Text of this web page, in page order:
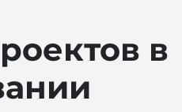
в